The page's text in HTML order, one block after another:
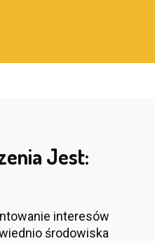
Jest:
interesów
środowiska